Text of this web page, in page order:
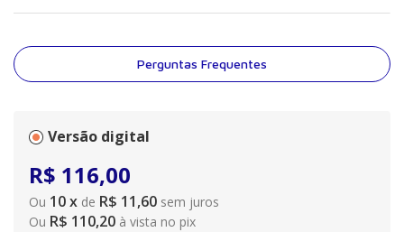
Perguntas Frequentes
Versão digital
R$ 116,00
Ou 10x de R$ 11,60 sem juros
Ou R$ 110,20 à vista no pix